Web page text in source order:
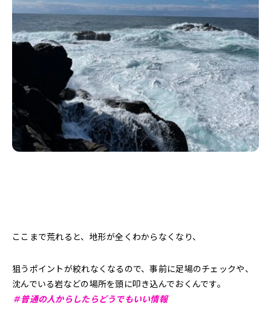
ここまで荒れると、地形が全くわからなくなり、
狙うポイントが絞れなくなるので、事前に足場のチェックや、
沈んでいる岩などの場所を頭に叩き込んでおくんです。
＃普通の人からしたらどうでもいい情報